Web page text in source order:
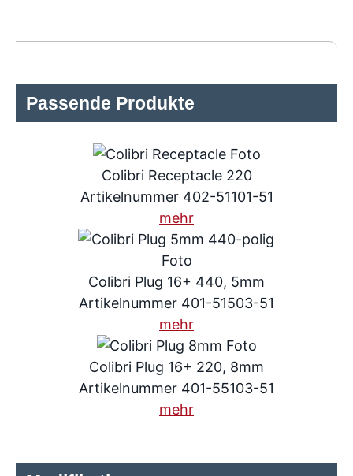
Passende Produkte
Colibri Receptacle 220
Artikelnummer 402-51101-51
mehr
Colibri Plug 16+ 440, 5mm
Artikelnummer 401-51503-51
mehr
Colibri Plug 16+ 220, 8mm
Artikelnummer 401-55103-51
mehr